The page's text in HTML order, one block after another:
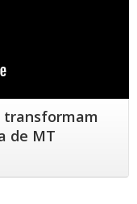
transformam
de MT